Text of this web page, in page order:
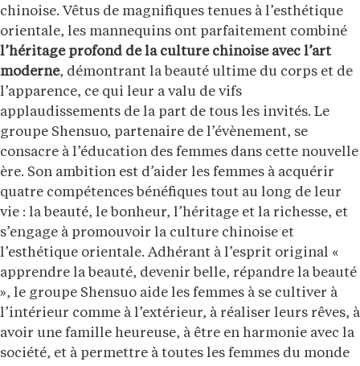
chinoise. Vêtus de magnifiques tenues à l’esthétique
orientale, les mannequins ont parfaitement combiné
l’héritage profond de la culture chinoise avec l’art
moderne, démontrant la beauté ultime du corps et de
l’apparence, ce qui leur a valu de vifs
applaudissements de la part de tous les invités. Le
groupe Shensuo, partenaire de l’évènement, se
consacre à l’éducation des femmes dans cette nouvelle
ère. Son ambition est d’aider les femmes à acquérir
quatre compétences bénéfiques tout au long de leur
vie : la beauté, le bonheur, l’héritage et la richesse, et
s’engage à promouvoir la culture chinoise et
l’esthétique orientale. Adhérant à l’esprit original «
apprendre la beauté, devenir belle, répandre la beauté
», le groupe Shensuo aide les femmes à se cultiver à
l’intérieur comme à l’extérieur, à réaliser leurs rêves, à
avoir une famille heureuse, à être en harmonie avec la
société, et à permettre à toutes les femmes du monde